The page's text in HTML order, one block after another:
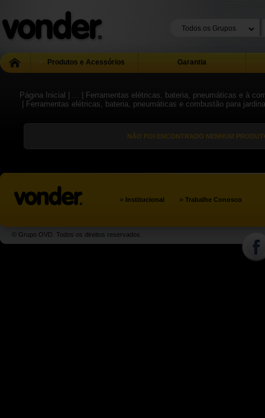
Produtos e Acessórios Garantia
Página Inicial | ...
| Ferramentas elétricas, bateria, pneumáticas e à
| Ferramentas elétricas, bateria, pneumáticas e combustão para
NÃO FOI ENCONTRADO NENHUM
» Institucional » Trabalhe Conosco
© Grupo OVD. Todos os direitos reservados.